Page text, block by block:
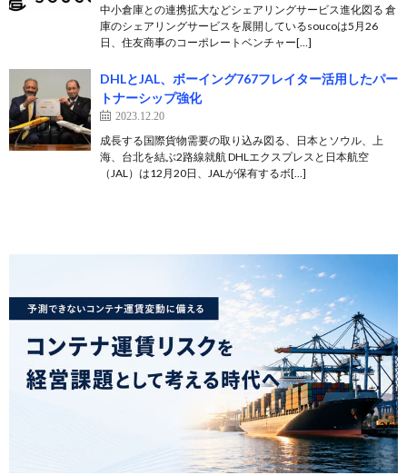
中小倉庫との連携拡大などシェアリングサービス進化図る 倉
庫のシェアリングサービスを展開しているsoucoは5月26
日、住友商事のコーポレートベンチャー[…]
DHLとJAL、ボーイング767フレイター活用したパー
トナーシップ強化
2023.12.20
成長する国際貨物需要の取り込み図る、日本とソウル、上
海、台北を結ぶ2路線就航 DHLエクスプレスと日本航空
（JAL）は12月20日、JALが保有するボ[…]